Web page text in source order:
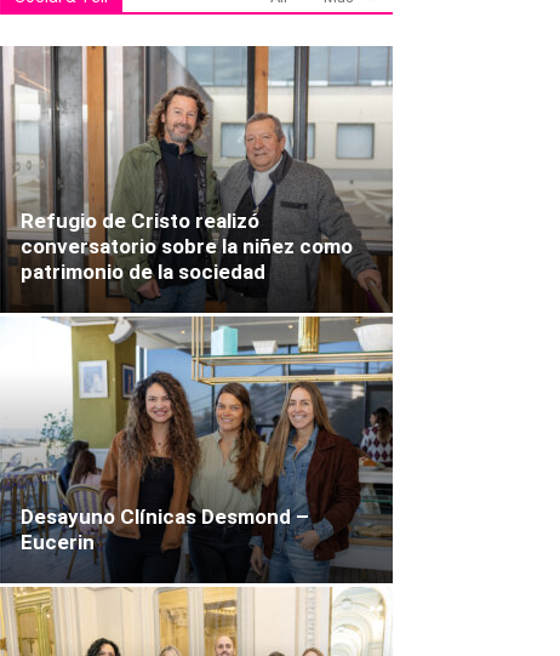
Refugio de Cristo realizó
conversatorio sobre la niñez como
patrimonio de la sociedad
Desayuno Clínicas Desmond –
Eucerin